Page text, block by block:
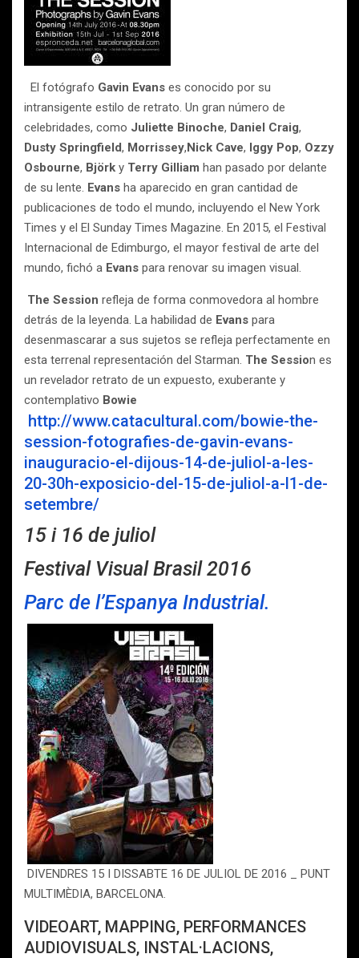
El fotógrafo Gavin Evans es conocido por su
intransigente estilo de retrato. Un gran número de
celebridades, como Juliette Binoche, Daniel Craig,
Dusty Springfield, Morrissey,Nick Cave, Iggy Pop, Ozzy
Osbourne, Björk y Terry Gilliam han pasado por delante
de su lente. Evans ha aparecido en gran cantidad de
publicaciones de todo el mundo, incluyendo el New York
Times y el El Sunday Times Magazine. En 2015, el Festival
Internacional de Edimburgo, el mayor festival de arte del
mundo, fichó a Evans para renovar su imagen visual.
The Session refleja de forma conmovedora al hombre
detrás de la leyenda. La habilidad de Evans para
desenmascarar a sus sujetos se refleja perfectamente en
esta terrenal representación del Starman. The Session es
un revelador retrato de un expuesto, exuberante y
contemplativo Bowie
http://www.catacultural.com/bowie-the-
session-fotografies-de-gavin-evans-
inauguracio-el-dijous-14-de-juliol-a-les-
20-30h-exposicio-del-15-de-juliol-a-l1-de-
setembre/
15 i 16 de juliol
Festival Visual Brasil 2016
Parc de l’Espanya Industrial.
DIVENDRES 15 I DISSABTE 16 DE JULIOL DE 2016 _ PUNT
MULTIMÈDIA, BARCELONA.
VIDEOART, MAPPING, PERFORMANCES
AUDIOVISUALS, INSTAL·LACIONS,